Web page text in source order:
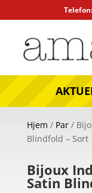
Hjem / Par/
Blindfold – Sort
Bijoux
Satin